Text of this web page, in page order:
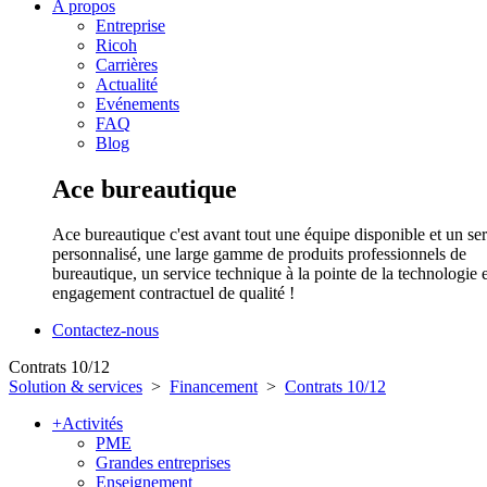
A propos
Entreprise
Ricoh
Carrières
Actualité
Evénements
FAQ
Blog
Ace bureautique
Ace bureautique c'est avant tout une équipe disponible et un
personnalisé, une large gamme de produits professionnels de
bureautique, un service technique à la pointe de la technologie
engagement contractuel de qualité !
Contactez-nous
Contrats 10/12
Solution & services > Financement> Contrats 10/12
+Activités
PME
Grandes entreprises
Enseignement